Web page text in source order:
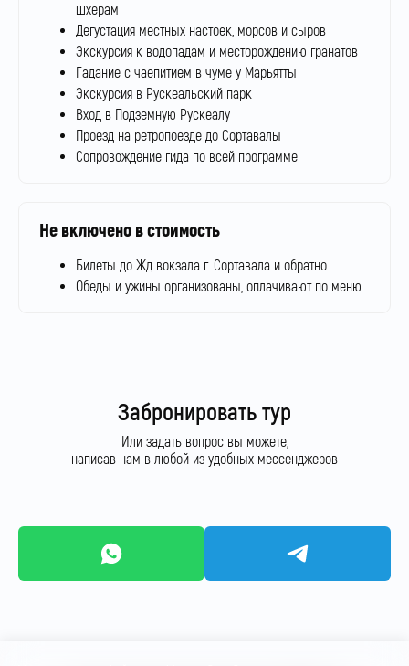
шхерам
Дегустация местных настоек, морсов и сыров
Экскурсия к водопадам и месторождению гранатов
Гадание с чаепитием в чуме у Марьятты
Экскурсия в Рускеальский парк
Вход в Подземную Рускеалу
Проезд на ретропоезде до Сортавалы
Сопровождение гида по всей программе
Не включено в стоимость
Билеты до Жд вокзала г. Сортавала и обратно
Обеды и ужины организованы, оплачивают по меню
Забронировать тур
Или задать вопрос вы можете,
написав нам в любой из удобных мессенджеров